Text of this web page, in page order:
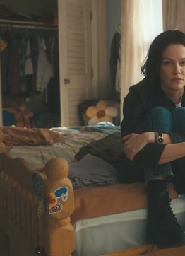
HABERION
Remember Honey Boo Boo?
Sit Down Before You See Her